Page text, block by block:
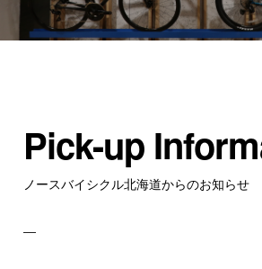
Pick-up
ノースバイシクル北海道からのお知らせ